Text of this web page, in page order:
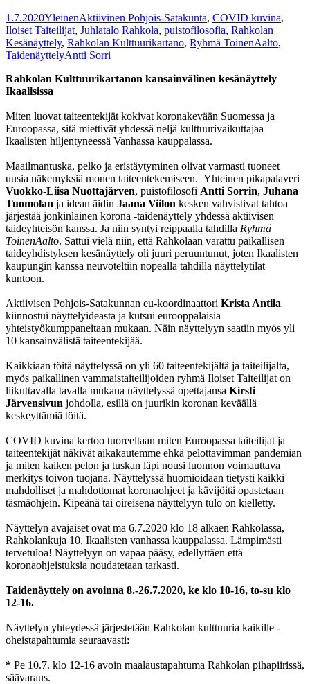
1.7.2020YleinenAktiivinen Pohjois-Satakunta, COVID kuvina,
Iloiset Taiteilijat, Juhlatalo Rahkola, puistofilosofia, Rahkolan
Kesänäyttely, Rahkolan Kulttuurikartano, Ryhmä ToinenAalto,
TaidenäyttelyAntti Sorri
Rahkolan Kulttuurikartanon kansainvälinen kesänäyttely
Ikaalisissa
Miten luovat taiteentekijät kokivat koronakevään Suomessa ja
Euroopassa, sitä miettivät yhdessä neljä kulttuurivaikuttajaa
Ikaalisten hiljentyneessä Vanhassa kauppalassa.
Maailmantuska, pelko ja eristäytyminen olivat varmasti tuoneet
uusia näkemyksiä monen taiteentekemiseen. Yhteinen pikapalaveri
Vuokko-Liisa Nuottajärven, puistofilosofi Antti Sorrin, Juhana
Tuomolan ja idean äidin Jaana Viilon kesken vahvistivat tahtoa
järjestää jonkinlainen korona -taidenäyttely yhdessä aktiivisen
taideyhteisön kanssa. Ja niin syntyi reippaalla tahdilla Ryhmä
ToinenAalto. Sattui vielä niin, että Rahkolaan varattu paikallisen
taideyhdistyksen kesänäyttely oli juuri peruuntunut, joten Ikaalisten
kaupungin kanssa neuvoteltiin nopealla tahdilla näyttelytilat
kuntoon.
Aktiivisen Pohjois-Satakunnan eu-koordinaattori Krista Antila
kiinnostui näyttelyideasta ja kutsui eurooppalaisia
yhteistyökumppaneitaan mukaan. Näin näyttelyyn saatiin myös yli
10 kansainvälistä taiteentekijää.
Kaikkiaan töitä näyttelyssä on yli 60 taiteentekijältä ja taiteilijalta,
myös paikallinen vammaistaiteilijoiden ryhmä Iloiset Taiteilijat on
liikuttavalla tavalla mukana näyttelyssä opettajansa Kirsti
Järvensivun johdolla, esillä on juurikin koronan keväällä
keskeyttämiä töitä.
COVID kuvina kertoo tuoreeltaan miten Euroopassa taiteilijat ja
taiteentekijät näkivät aikakautemme ehkä pelottavimman pandemian
ja miten kaiken pelon ja tuskan läpi nousi luonnon voimauttava
merkitys toivon tuojana. Näyttelyssä huomioidaan tietysti kaikki
mahdolliset ja mahdottomat koronaohjeet ja kävijöitä opastetaan
täsmäohjein. Kipeänä tai oireisena näyttelyyn tulo on kielletty.
Näyttelyn avajaiset ovat ma 6.7.2020 klo 18 alkaen Rahkolassa,
Rahkolankuja 10, Ikaalisten vanhassa kauppalassa. Lämpimästi
tervetuloa! Näyttelyyn on vapaa pääsy, edellyttäen että
koronaohjeistuksia noudatetaan tarkasti.
Taidenäyttely on avoinna 8.-26.7.2020, ke klo 10-16, to-su klo
12-16.
Näyttelyn yhteydessä järjestetään Rahkolan kulttuuria kaikille -
oheistapahtumia seuraavasti:
* Pe 10.7. klo 12-16 avoin maalaustapahtuma Rahkolan pihapiirissä,
säävaraus.